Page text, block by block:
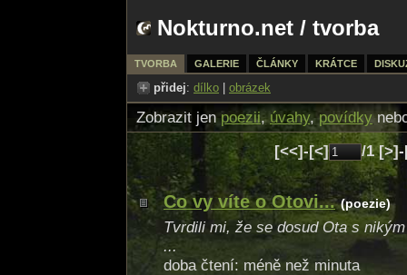
Nokturno.net / tvorba
TVORBA GALERIE ČLÁNKY KRÁTCE
přidej: dílko obrázek
Zobrazit jenpoezii,úvahy,povídky
[<<]-[<]
/1
Co vy víte o Otovi... (poezie)
Tvrdili mi, že se dosud Ota s
...
doba čtení: méně než minuta